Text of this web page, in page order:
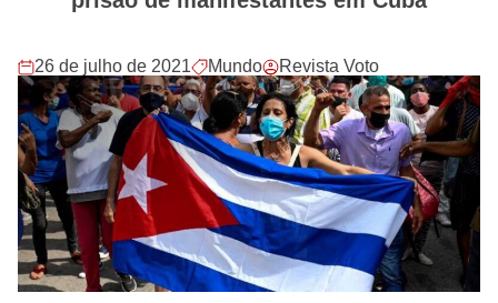
26 de julho de 2021 Mundo Revista Voto